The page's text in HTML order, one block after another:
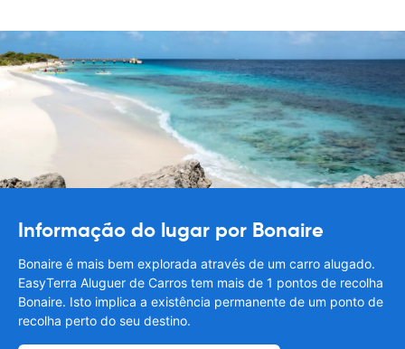
Informação do lugar por Bonaire
Bonaire é mais bem explorada através de um carro alugado.
EasyTerra Aluguer de Carros tem mais de 1 pontos de recolha
Bonaire. Isto implica a existência permanente de um ponto de
recolha perto do seu destino.